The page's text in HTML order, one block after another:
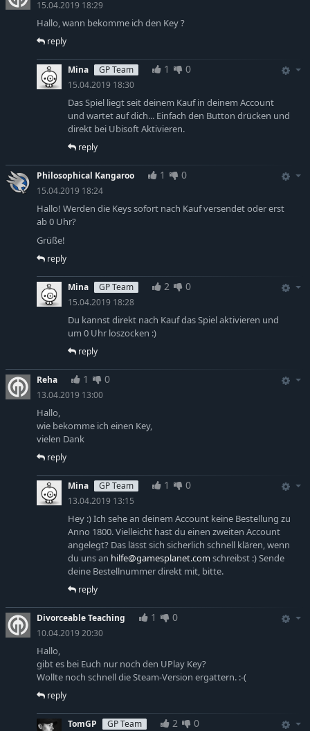
15.04.2019 18:29
Hallo, wann bekomme ich den Key ?
reply
Mina GP Team 1 0
15.04.2019 18:30
Das Spiel liegt seit deinem Kauf in deinem Account
und wartet auf dich... Einfach den Button drücken und
direkt bei Ubisoft Aktivieren.
reply
Philosophical Kangaroo 1 0
15.04.2019 18:24
Hallo! Werden die Keys sofort nach Kauf versendet oder erst
ab 0 Uhr?
Grüße!
reply
Mina GP Team 2 0
15.04.2019 18:28
Du kannst direkt nach Kauf das Spiel aktivieren und
um 0 Uhr loszocken :)
reply
Reha 1 0
13.04.2019 13:00
Hallo,
wie bekomme ich einen Key,
vielen Dank
reply
Mina GP Team 1 0
13.04.2019 13:15
Hey :) Ich sehe an deinem Account keine Bestellung zu
Anno 1800. Vielleicht hast du einen zweiten Account
angelegt? Das lässt sich sicherlich schnell klären, wenn
du uns an hilfe@gamesplanet.com schreibst :) Sende
deine Bestellnummer direkt mit, bitte.
reply
Divorceable Teaching 1 0
10.04.2019 20:30
Hallo,
gibt es bei Euch nur noch den UPlay Key?
Wollte noch schnell die Steam-Version ergattern. :-(
reply
TomGP GP Team 2 0